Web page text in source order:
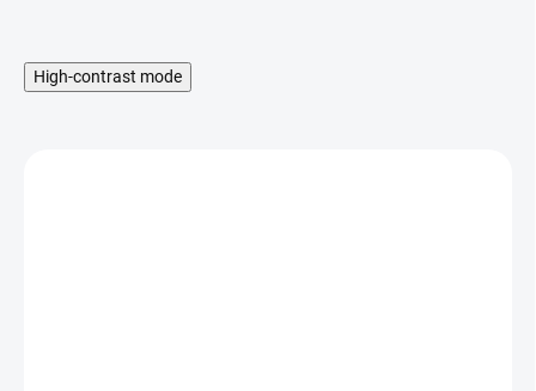
High-contrast mode